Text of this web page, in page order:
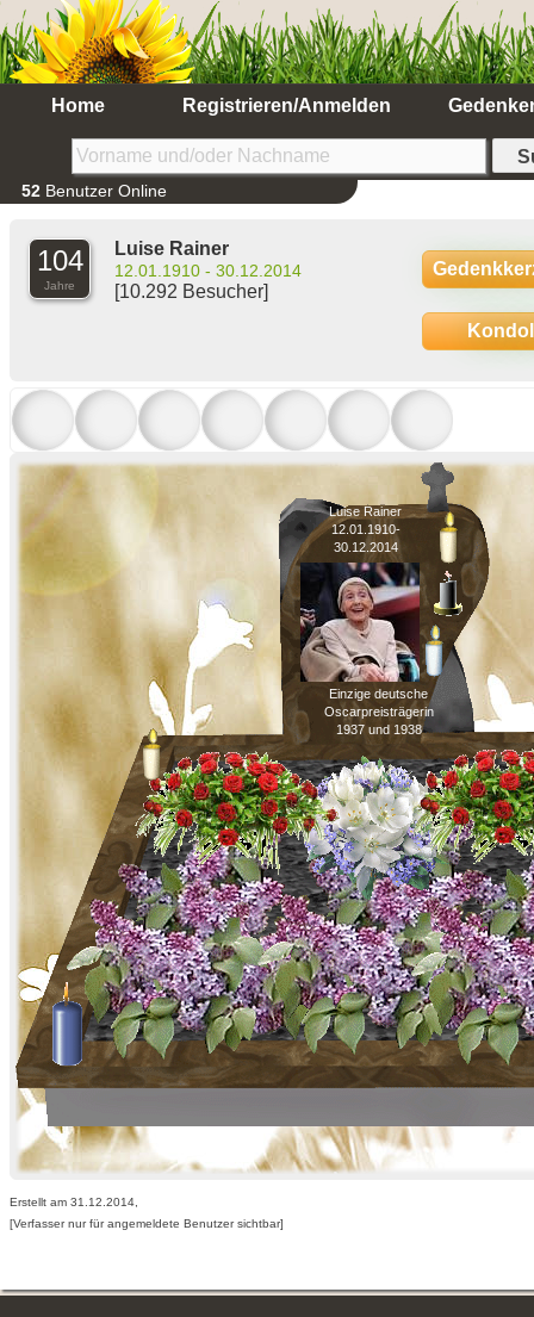
Home Registrieren/Anmelden
52 Benutzer Online
104
Jahre
Luise Rainer
12.01.1910 - 30.12.2014
[10.292 Besucher]
Einzige deutsche
Oscarpreisträgerin
1937 und 1938
Luise Rainer
12.01.1910-
30.12.2014
Erstellt am 31.12.2014,
[Verfasser nur für angemeldete Benutzer sichtbar]